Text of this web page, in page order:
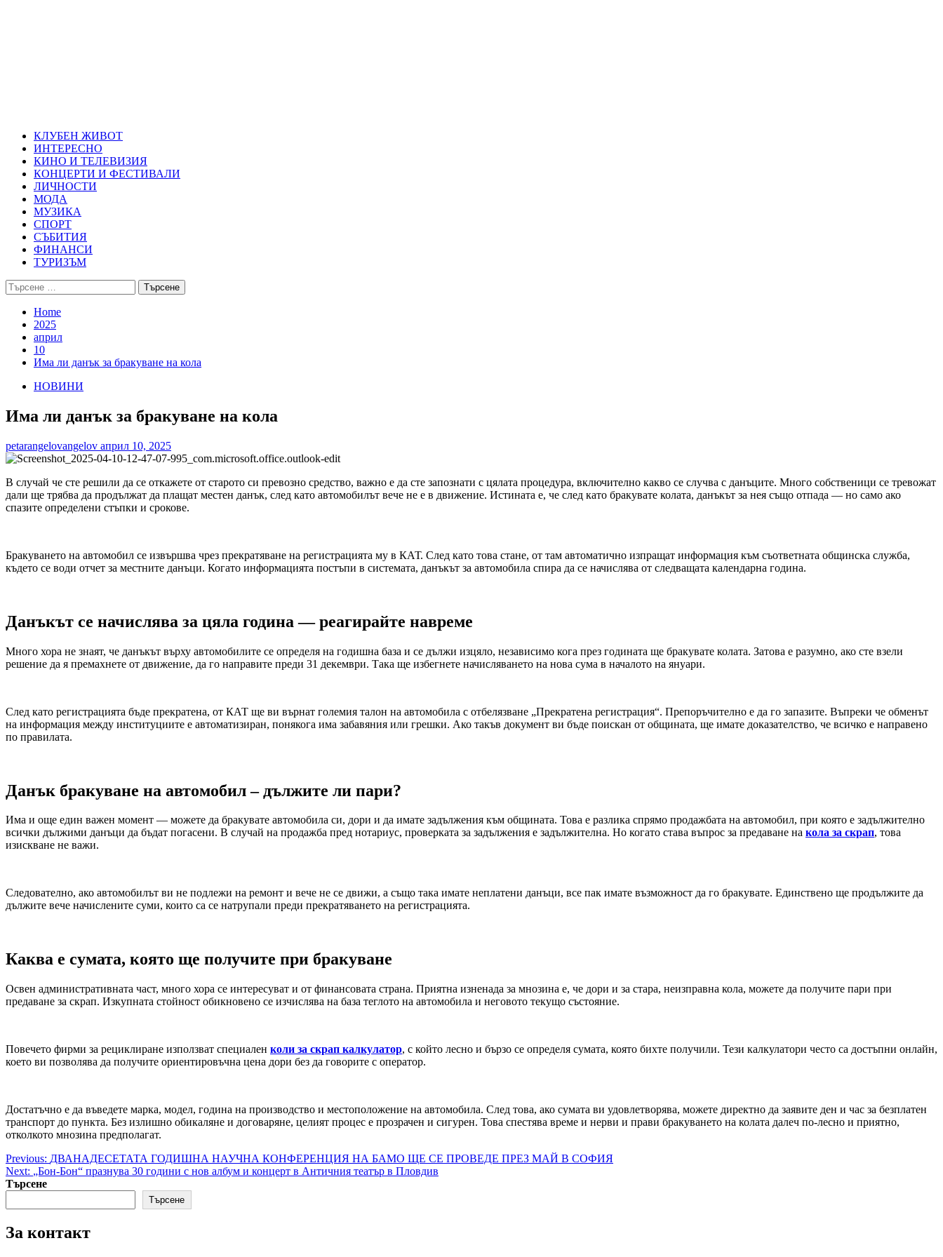
КЛУБЕН ЖИВОТ
ИНТЕРЕСНО
КИНО И ТЕЛЕВИЗИЯ
КОНЦЕРТИ И ФЕСТИВАЛИ
ЛИЧНОСТИ
МОДА
МУЗИКА
СПОРТ
СЪБИТИЯ
ФИНАНСИ
ТУРИЗЪМ
Търсене
за:
Home
2025
април
10
Има ли данък за бракуване на кола
НОВИНИ
Има ли данък за бракуване на кола
petarangelovangelov април 10, 2025
В случай че сте решили да се откажете от старото си превозно средство, важно е да сте запознати с цялата процедура, включително какво се случва с данъците. Много собственици се тревожат
дали ще трябва да продължат да плащат местен данък, след като автомобилът вече не е в движение. Истината е, че след като бракувате колата, данъкът за нея също отпада — но само ако
спазите определени стъпки и срокове.
Бракуването на автомобил се извършва чрез прекратяване на регистрацията му в КАТ. След като това стане, от там автоматично изпращат информация към съответната общинска служба,
където се води отчет за местните данъци. Когато информацията постъпи в системата, данъкът за автомобила спира да се начислява от следващата календарна година.
Данъкът се начислява за цяла година — реагирайте навреме
Много хора не знаят, че данъкът върху автомобилите се определя на годишна база и се дължи изцяло, независимо кога през годината ще бракувате колата. Затова е разумно, ако сте взели
решение да я премахнете от движение, да го направите преди 31 декември. Така ще избегнете начисляването на нова сума в началото на януари.
След като регистрацията бъде прекратена, от КАТ ще ви върнат големия талон на автомобила с отбелязване „Прекратена регистрация“. Препоръчително е да го запазите. Въпреки че обменът
на информация между институциите е автоматизиран, понякога има забавяния или грешки. Ако такъв документ ви бъде поискан от общината, ще имате доказателство, че всичко е направено
по правилата.
Данък бракуване на автомобил – дължите ли пари?
Има и още един важен момент — можете да бракувате автомобила си, дори и да имате задължения към общината. Това е разлика спрямо продажбата на автомобил, при която е задължително
всички дължими данъци да бъдат погасени. В случай на продажба пред нотариус, проверката за задължения е задължителна. Но когато става въпрос за предаване на кола за скрап, това
изискване не важи.
Следователно, ако автомобилът ви не подлежи на ремонт и вече не се движи, а също така имате неплатени данъци, все пак имате възможност да го бракувате. Единствено ще продължите да
дължите вече начислените суми, които са се натрупали преди прекратяването на регистрацията.
Каква е сумата, която ще получите при бракуване
Освен административната част, много хора се интересуват и от финансовата страна. Приятна изненада за мнозина е, че дори и за стара, неизправна кола, можете да получите пари при
предаване за скрап. Изкупната стойност обикновено се изчислява на база теглото на автомобила и неговото текущо състояние.
Повечето фирми за рециклиране използват специален коли за скрап калкулатор, с който лесно и бързо се определя сумата, която бихте получили. Тези калкулатори често са достъпни онлайн,
което ви позволява да получите ориентировъчна цена дори без да говорите с оператор.
Достатъчно е да въведете марка, модел, година на производство и местоположение на автомобила. След това, ако сумата ви удовлетворява, можете директно да заявите ден и час за безплатен
транспорт до пункта. Без излишно обикаляне и договаряне, целият процес е прозрачен и сигурен. Това спестява време и нерви и прави бракуването на колата далеч по-лесно и приятно,
отколкото мнозина предполагат.
Post
navigation
Previous: ДВАНАДЕСЕТАТА ГОДИШНА НАУЧНА КОНФЕРЕНЦИЯ НА БАМО ЩЕ СЕ ПРОВЕДЕ ПРЕЗ МАЙ В СОФИЯ
Next: „Бон-Бон“ празнува 30 години с нов албум и концерт в Античния театър в Пловдив
Търсене
Търсене
За контакт